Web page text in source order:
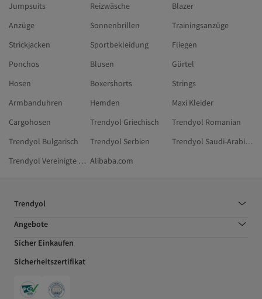
Jumpsuits
Reizwäsche
Blazer
Anzüge
Sonnenbrillen
Trainingsanzüge
Strickjacken
Sportbekleidung
Fliegen
Ponchos
Blusen
Gürtel
Hosen
Boxershorts
Strings
Armbanduhren
Hemden
Maxi Kleider
Cargohosen
Trendyol Griechisch
Trendyol Romanian
Trendyol Bulgarisch
Trendyol Serbien
Trendyol Saudi-Arabien
Trendyol Vereinigte Arabische Emirate Alibaba.com
Trendyol
Angebote
Sicher Einkaufen
Sicherheitszertifikat